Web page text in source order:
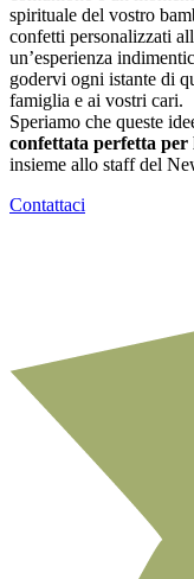
spirituale del vostro
confetti personalizzati
un’esperienza
godervi ogni istante di
famiglia e ai vostri cari.
Speriamo che queste
confettata perfetta
insieme allo staff del
Contattaci